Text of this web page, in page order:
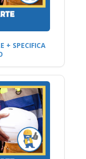
+ SPECIFICA